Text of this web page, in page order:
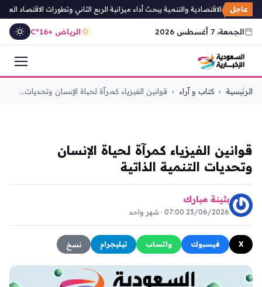
عاجل
الاقتصادية والتنمية يبحث أداء ميزانية الربع الثاني وتطورات الاقتصاد العالمي
الجمعة، 7 أغسطس 2026 الرياض +16°C
التجاوز
الرئيسية › كتاب و آراء › قوانين الفيزياء كمرآة لحياة الإنسان وتحديات...
قوانين الفيزياء كمرآة لحياة الإنسان
وتحديات التنمية الذاتية
بثينة مبارك
23/06/2026 07:00 · شهر واحد
X فيسبوك واتساب تيليجرام نسخ